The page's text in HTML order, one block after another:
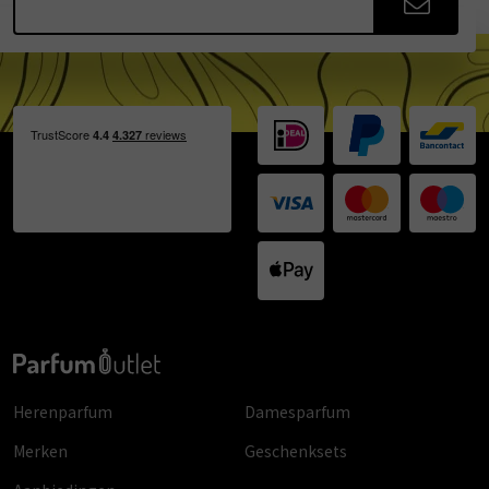
Herenparfum
Damesparfum
Merken
Geschenksets